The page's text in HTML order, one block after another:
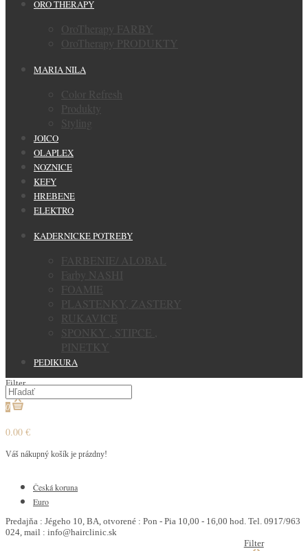
ORO THERAPY
OroTherapy FARBY
OroTherapy PRODUKTY
MARIA NILA
Color Refresh
Produkty
Styling
JOICO
OLAPLEX
NOZNICE
KEFY
HREBENE
ELEKTRO
KADERNICKE POTREBY
FARBENIE/ ALOBAL
Farby NASHI
FOAMIE
PLASTENKY, ZASTERY
RUKAVICE
SPONKY , STIPCE ,
PINETKY
PEDIKURA
Filter
0
0.00 €
Váš nákupný košík je prázdny!
Česká koruna
Euro
Predajňa : Jégeho 10, BA, otvorené : Pon - Pia 10,00 - 16,00 hod. Tel. 0917/963
024, mail : info@hairclinic.sk
Filter